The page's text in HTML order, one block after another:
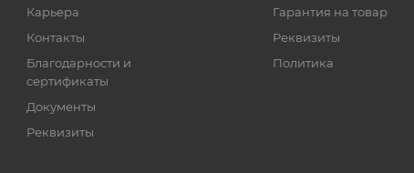
Карьера
Контакты
Благодарности и
сертификаты
Документы
Реквизиты
Гарантия на товар
Реквизиты
Политика